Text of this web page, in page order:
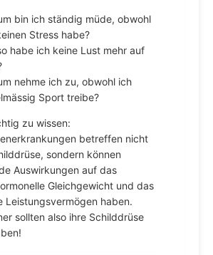
bin ich ständig müde, obwohl
Stress habe?
habe ich keine Lust mehr auf
nehme ich zu, obwohl ich
Sport treibe?
zu wissen:
betreffen nicht
sondern können
Auswirkungen auf das
Gleichgewicht und das
Leistungsvermögen haben.
sollten also ihre Schilddrüse